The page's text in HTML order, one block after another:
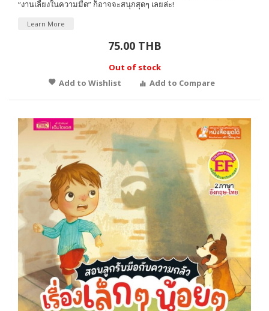
“งานเลี้ยงในความมืด” ก็อาจจะสนุกสุดๆ เลยล่ะ!
Learn More
75.00 THB
Out of stock
Add to Wishlist
Add to Compare